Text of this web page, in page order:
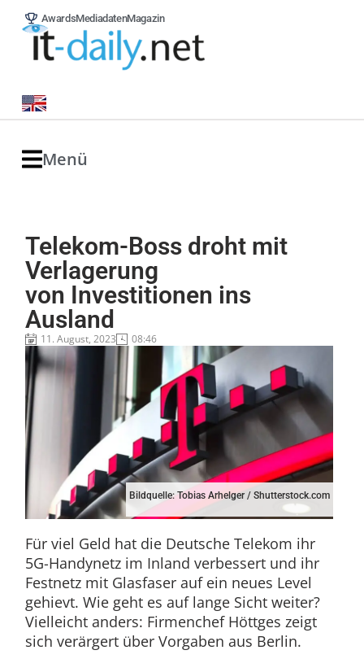
AwardsMediadatenMagazin
Menü
Telekom-Boss droht mit
Verlagerung
von Investitionen ins
Ausland
11. August, 2023 08:46
Bildquelle: Tobias Arhelger / Shutterstock.com
Für viel Geld hat die Deutsche Telekom ihr
5G-Handynetz im Inland verbessert und ihr
Festnetz mit Glasfaser auf ein neues Level
gehievt. Wie geht es auf lange Sicht weiter?
Vielleicht anders: Firmenchef Höttges zeigt
sich verärgert über Vorgaben aus Berlin.